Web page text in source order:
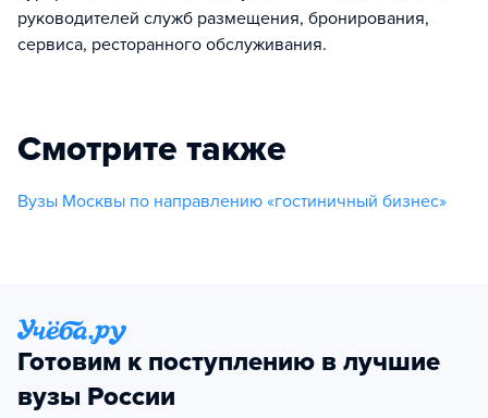
руководителей служб размещения, бронирования,
сервиса, ресторанного обслуживания.
Смотрите также
Вузы Москвы по направлению «гостиничный бизнес»
Готовим к поступлению в лучшие
вузы России